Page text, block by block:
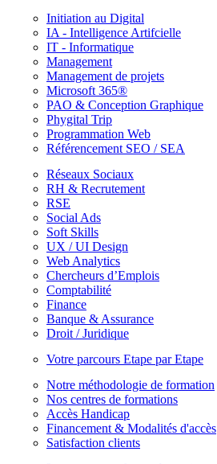
Initiation au Digital
IA - Intelligence Artifcielle
IT - Informatique
Management
Management de projets
Microsoft 365®
PAO & Conception Graphique
Phygital Trip
Programmation Web
Référencement SEO / SEA
Réseaux Sociaux
RH & Recrutement
RSE
Social Ads
Soft Skills
UX / UI Design
Web Analytics
Chercheurs d’Emplois
Comptabilité
Finance
Banque & Assurance
Droit / Juridique
Votre parcours Etape par Etape
Notre méthodologie de formation
Nos centres de formations
Accès Handicap
Financement & Modalités d'accès
Satisfaction clients